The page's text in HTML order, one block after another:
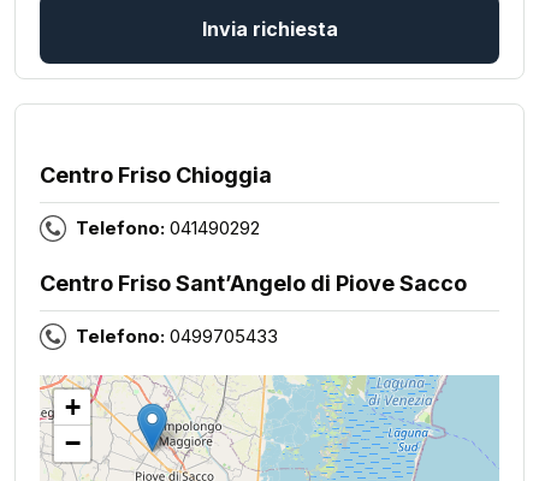
Invia richiesta
Centro Friso Chioggia
Telefono: 041490292
Centro Friso Sant’Angelo di Piove Sacco
Telefono: 0499705433
+
−